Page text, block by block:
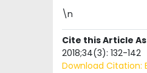
\n
Cite this Article As
2018;34(3): 132-142
Download Citation: